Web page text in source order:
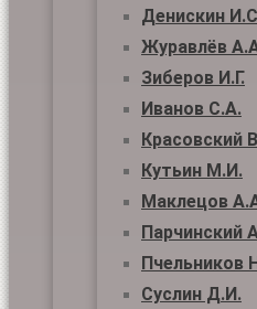
Денискин
Журавлёв
Зиберов И.Г.
Иванов С.А.
Красовский
Кутьин М.И.
Маклецов
Парчинский
Пчельников
Суслин Д.И.